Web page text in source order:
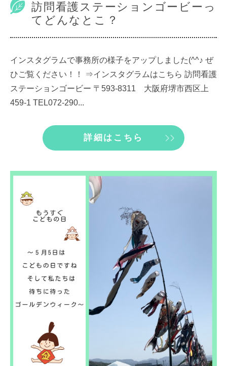
訪問看護ステーションゴービーっ
てどんなとこ？
インスタグラムで事務所の様子をアップしました(^^♪ ぜ
ひご覧ください！！ ⇒インスタグラムはこちら 訪問看護
ステーションゴービー 〒593-8311 大阪府堺市西区上
459-1 TEL072-290...
詳細はこちら